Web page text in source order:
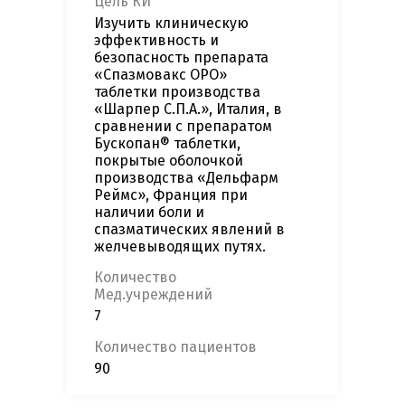
Изучить клиническую
эффективность и
безопасность препарата
«Спазмовакс ОРО»
таблетки производства
«Шарпер С.П.А.», Италия, в
сравнении с препаратом
Бускопан® таблетки,
покрытые оболочкой
производства «Дельфарм
Реймс», Франция при
наличии боли и
спазматических явлений в
желчевыводящих путях.
Количество
Мед.учреждений
7
Количество пациентов
90